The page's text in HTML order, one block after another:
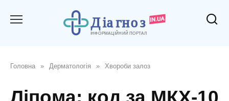
Головна » Дерматологія » Хвороби залоз